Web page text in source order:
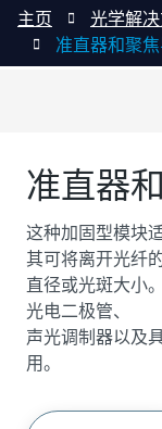
主页 光学解
准直器和聚
准直器
这种加固型模块
其可将离开光纤
直径或光斑大小
光电二极管、
声光调制器以及
用。